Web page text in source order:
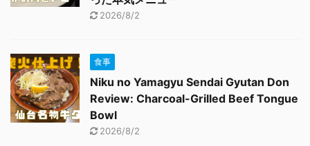
2026/8/2
食事
Niku no Yamagyu Sendai Gyutan Don
Review: Charcoal-Grilled Beef Tongue
Bowl
2026/8/2